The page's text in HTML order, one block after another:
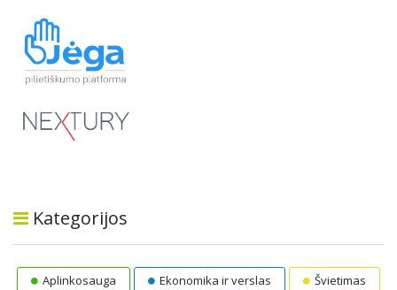
Kategorijos
Aplinkosauga Ekonomika ir verslas Švietimas